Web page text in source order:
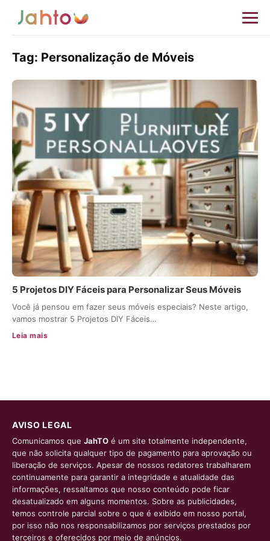
Tag: Personalização de Móveis
5 Projetos DIY Fáceis para Personalizar Seus Móveis
Você já pensou em fazer seus móveis especiais? Neste artigo,
vamos mostrar 5 Projetos DIY Fáceis…
Leia mais
AVISO LEGAL
Comunicamos que JahTO é um site totalmente independente,
que não solicita qualquer tipo de pagamento para aprovação ou
liberação de serviços. Apesar de nossos redatores trabalharem
continuamente para garantir a integridade e atualidade das
informações, ressaltamos que nosso conteúdo pode ficar
desatualizado em alguns momentos. Sobre as publicidades,
temos controle parcial sobre o que é exibido em nosso portal,
por isso não nos responsabilizamos por serviços prestados por
terceiros e oferecidos por meio de anúncios.